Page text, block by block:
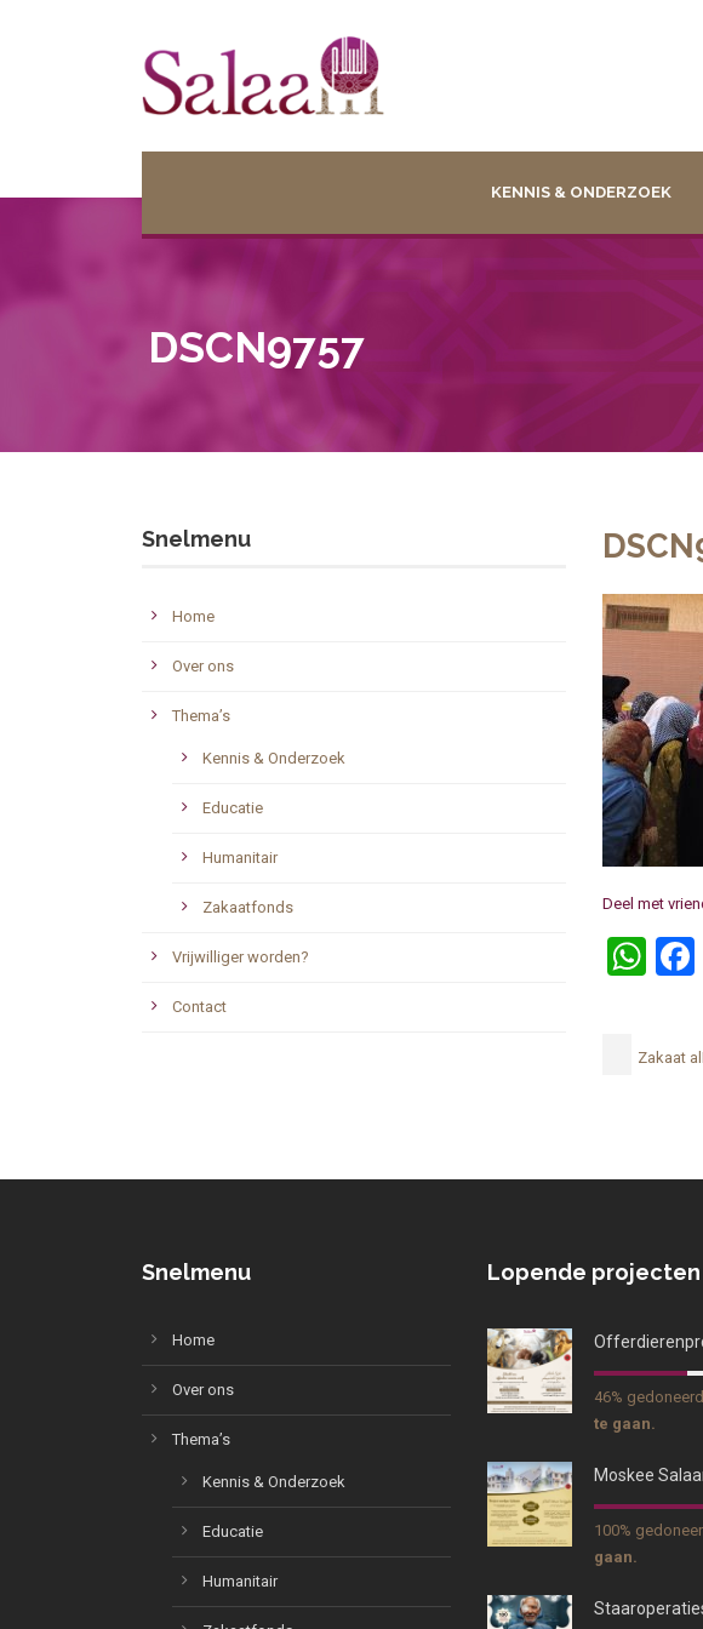
KENNIS & ONDERZOEK
DSCN9757
Deel met
Zakaat
Snelmenu
Home
Over ons
Thema’s
Kennis & Onderzoek
Educatie
Humanitair
Zakaatfonds
Vrijwilliger worden?
Contact
Snelmenu
Home
Over ons
Thema’s
Kennis & Onderzoek
Educatie
Humanitair
Lopende projecten
46% gedoneerd
te gaan.
Moskee
100%
gaan.